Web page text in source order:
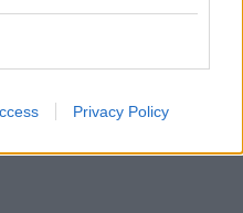
Privacy Policy